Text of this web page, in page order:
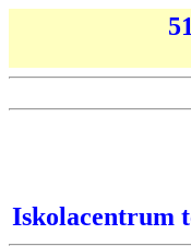
Iskolacentrum